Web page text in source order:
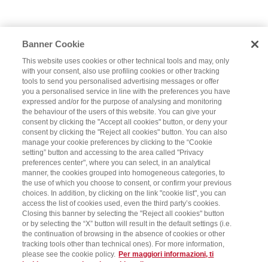
Banner Cookie
This website uses cookies or other technical tools and may, only
with your consent, also use profiling cookies or other tracking
tools to send you personalised advertising messages or offer
you a personalised service in line with the preferences you have
expressed and/or for the purpose of analysing and monitoring
the behaviour of the users of this website. You can give your
consent by clicking the "Accept all cookies" button, or deny your
consent by clicking the "Reject all cookies" button. You can also
manage your cookie preferences by clicking to the “Cookie
setting” button and accessing to the area called "Privacy
preferences center", where you can select, in an analytical
manner, the cookies grouped into homogeneous categories, to
the use of which you choose to consent, or confirm your previous
choices. In addition, by clicking on the link "cookie list", you can
access the list of cookies used, even the third party’s cookies.
Closing this banner by selecting the "Reject all cookies" button
or by selecting the “X” button will result in the default settings (i.e.
the continuation of browsing in the absence of cookies or other
tracking tools other than technical ones). For more information,
please see the cookie policy. Per maggiori informazioni, ti